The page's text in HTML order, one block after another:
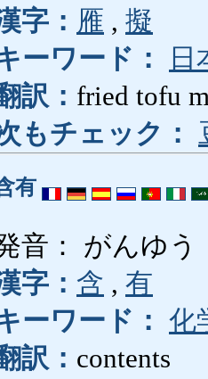
字： 雁 , 擬
ーワード：
日
訳： fried tofu
もチェック：
有
音： がんゆう
字： 含 , 有
ーワード： 化
訳： contents